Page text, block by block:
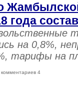
года
на 0,8%,
тарифы на
комментариев 4